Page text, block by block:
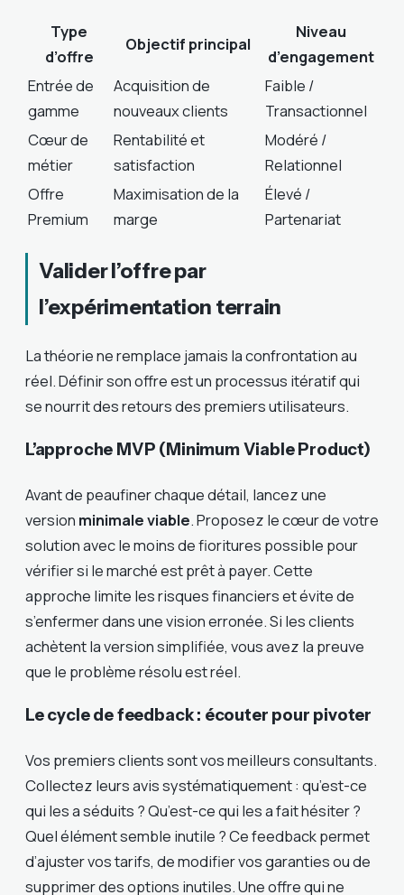
Type
d’offre
Objectif principal
Niveau
d’engagement
Entrée de
gamme
Acquisition de
nouveaux clients
Faible /
Transactionnel
Cœur de
métier
Rentabilité et
satisfaction
Modéré /
Relationnel
Offre
Premium
Maximisation de la
marge
Élevé /
Partenariat
Valider l’offre par
l’expérimentation terrain
La théorie ne remplace jamais la confrontation au
réel. Définir son offre est un processus itératif qui
se nourrit des retours des premiers utilisateurs.
L’approche MVP (Minimum Viable Product)
Avant de peaufiner chaque détail, lancez une
version minimale viable. Proposez le cœur de votre
solution avec le moins de fioritures possible pour
vérifier si le marché est prêt à payer. Cette
approche limite les risques financiers et évite de
s’enfermer dans une vision erronée. Si les clients
achètent la version simplifiée, vous avez la preuve
que le problème résolu est réel.
Le cycle de feedback : écouter pour pivoter
Vos premiers clients sont vos meilleurs consultants.
Collectez leurs avis systématiquement : qu’est-ce
qui les a séduits ? Qu’est-ce qui les a fait hésiter ?
Quel élément semble inutile ? Ce feedback permet
d’ajuster vos tarifs, de modifier vos garanties ou de
supprimer des options inutiles. Une offre qui ne